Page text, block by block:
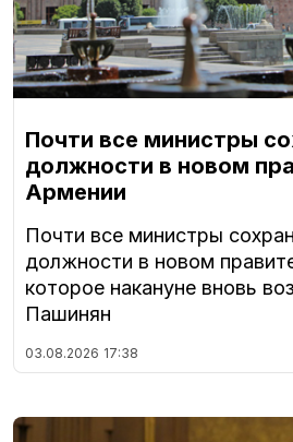
Почти все министры
должности в новом
Армении
Почти все министры
должности в новом
которое накануне вновь
Пашинян
03.08.2026 17:38